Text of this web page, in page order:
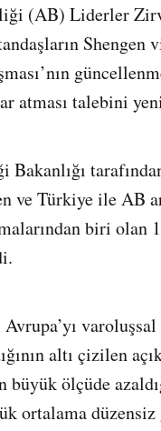
(AB) Liderler
Shengen
atması talebini
ve Türkiye ile AB
biri olan
Avrupa’yı
altı çizilen
büyük ölçüde
ortalama